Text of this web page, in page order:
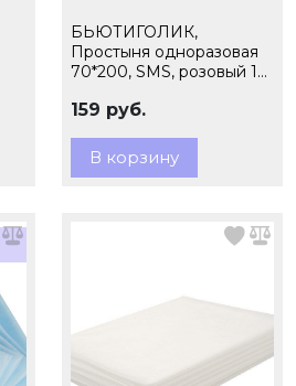
БЬЮТИГОЛИК,
Простыня одноразовая
70*200, SMS, розовый 10
159 руб.
В корзину